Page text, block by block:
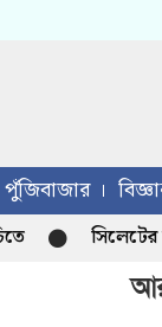
পুঁজিবাজার
সিলেটের